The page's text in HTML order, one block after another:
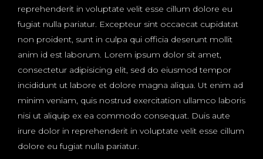
reprehenderit in voluptate velit esse cillum dolore eu
fugiat nulla pariatur. Excepteur sint occaecat cupidatat
non proident, sunt in culpa qui officia deserunt mollit
anim id est laborum. Lorem ipsum dolor sit amet,
consectetur adipisicing elit, sed do eiusmod tempor
incididunt ut labore et dolore magna aliqua. Ut enim ad
minim veniam, quis nostrud exercitation ullamco laboris
nisi ut aliquip ex ea commodo consequat. Duis aute
irure dolor in reprehenderit in voluptate velit esse cillum
dolore eu fugiat nulla pariatur.